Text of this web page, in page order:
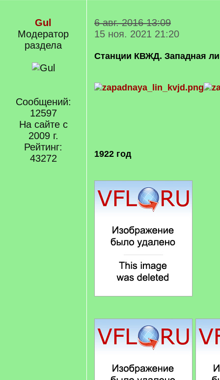
Gul
Модератор
раздела
Сообщений:
12597
На сайте с
2009 г.
Рейтинг:
43272
6 авг. 2016 13:09
15 ноя. 2021 21:20
Cтанции КВЖД. Западная
1922 год